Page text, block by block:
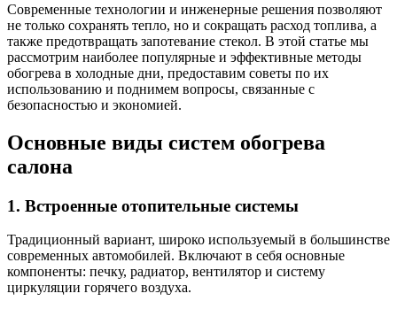
Современные технологии и инженерные решения позволяют
не только сохранять тепло, но и сокращать расход топлива, а
также предотвращать запотевание стекол. В этой статье мы
рассмотрим наиболее популярные и эффективные методы
обогрева в холодные дни, предоставим советы по их
использованию и поднимем вопросы, связанные с
безопасностью и экономией.
Основные виды систем обогрева
салона
1. Встроенные отопительные системы
Традиционный вариант, широко используемый в большинстве
современных автомобилей. Включают в себя основные
компоненты: печку, радиатор, вентилятор и систему
циркуляции горячего воздуха.